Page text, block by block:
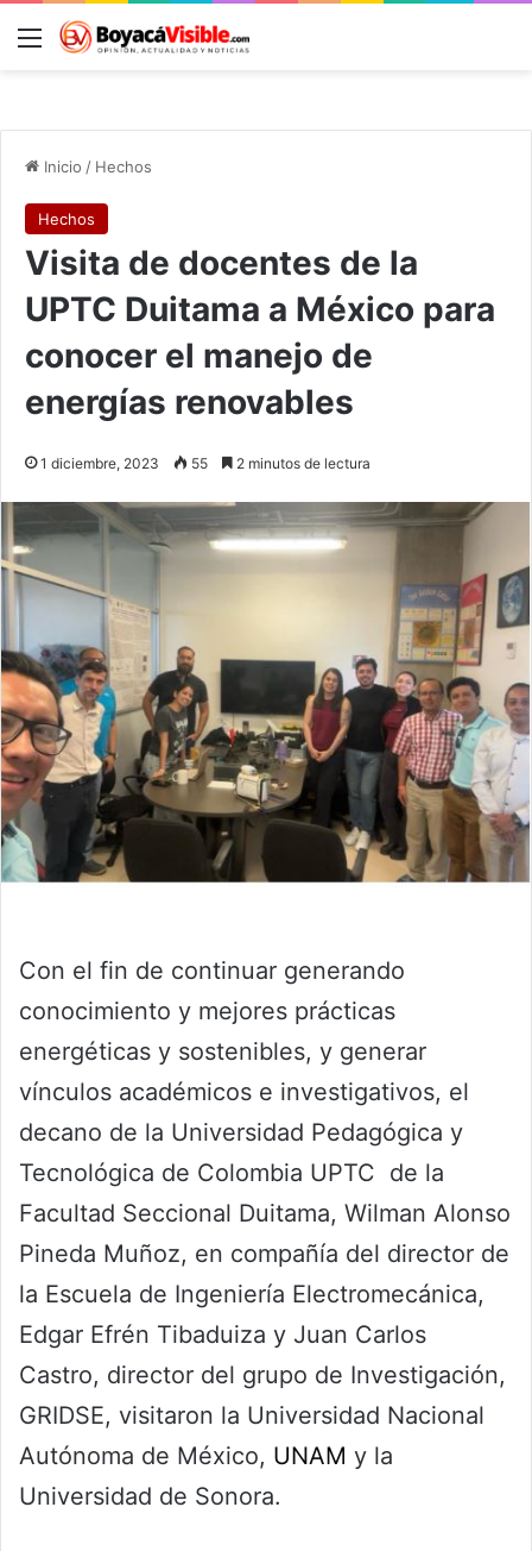
Menú
Inicio / Hechos
Hechos
Visita de docentes de la
UPTC Duitama a México para
conocer el manejo de
energías renovables
1 diciembre, 2023 55 2 minutos de lectura
Con el fin de continuar generando
conocimiento y mejores prácticas
energéticas y sostenibles, y generar
vínculos académicos e investigativos, el
decano de la Universidad Pedagógica y
Tecnológica de Colombia UPTC de la
Facultad Seccional Duitama, Wilman Alonso
Pineda Muñoz, en compañía del director de
la Escuela de Ingeniería Electromecánica,
Edgar Efrén Tibaduiza y Juan Carlos
Castro, director del grupo de Investigación,
GRIDSE, visitaron la Universidad Nacional
Autónoma de México, UNAM y la
Universidad de Sonora.